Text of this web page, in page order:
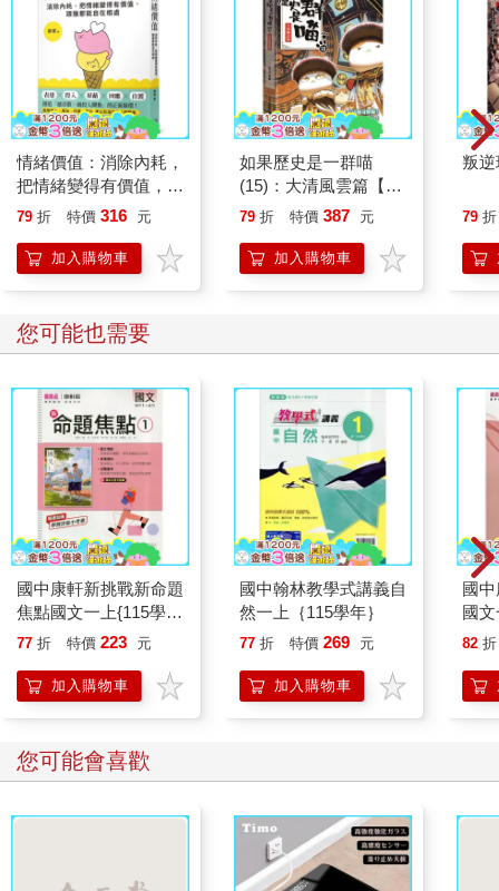
情緒價值：消除內耗，
把情緒變得有價值，跟
誰都能自在相處
79 折 特價 316 元
加入購物車
如果歷史是一群喵
(15)：大清風雲篇【萌
貓漫畫學歷史】
79 折 特價 387 元
加入購物車
叛逆
79 折
您可能也需要
國中康軒新挑戰新命題
焦點國文一上{115學
年}
77 折 特價 223 元
加入購物車
國中翰林教學式講義自
然一上｛115學年｝
77 折 特價 269 元
加入購物車
國
國
82 折
您可能會喜歡